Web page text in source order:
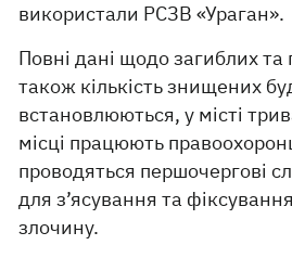
використали РСЗВ «Ураган».
Повні дані щодо загиблих та
також кількість знищених
встановлюються, у місті
місці працюють
проводяться першочергові
для з’ясування та
злочину.